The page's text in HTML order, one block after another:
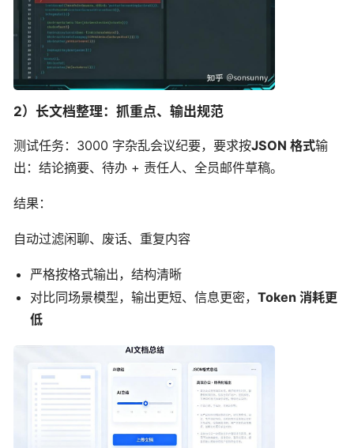
2）长文档整理：抓重点、输出规范
测试任务：3000 字杂乱会议纪要，要求按JSON 格式输
出：结论摘要、待办 + 责任人、全员邮件草稿。
结果：
自动过滤闲聊、废话、重复内容
严格按格式输出，结构清晰
对比同场景模型，输出更短、信息更密，Token 消耗更
低